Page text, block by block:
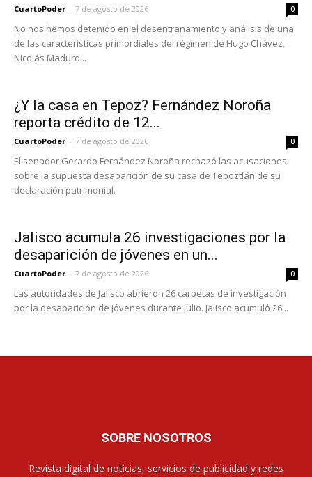
CuartoPoder - 7 de agosto de 2026 0
No nos hemos detenido en el desentrañamiento y análisis de una
de las características primordiales del régimen de Hugo Chávez,
Nicolás Maduro...
¿Y la casa en Tepoz? Fernández Noroña
reporta crédito de 12...
CuartoPoder - 7 de agosto de 2026 0
El senador Gerardo Fernández Noroña rechazó las acusaciones
sobre la supuesta desaparición de su casa de Tepoztlán de su
declaración patrimonial.
Jalisco acumula 26 investigaciones por la
desaparición de jóvenes en un...
CuartoPoder - 7 de agosto de 2026 0
Las autoridades de Jalisco abrieron 26 carpetas de investigación
por la desaparición de jóvenes durante julio. Jalisco acumuló 26...
SOBRE NOSOTROS
Revista digital de noticias, servicios de publicidad y redes